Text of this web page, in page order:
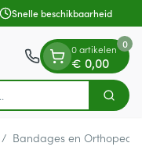
Snelle beschikbaarheid
Zoek
0 artikelen
€ 0,00
0
/ Bandages en